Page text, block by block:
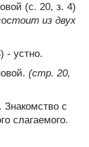
(с. 20, з. 4)
из двух
- устно.
(стр. 20,
с
слагаемого.